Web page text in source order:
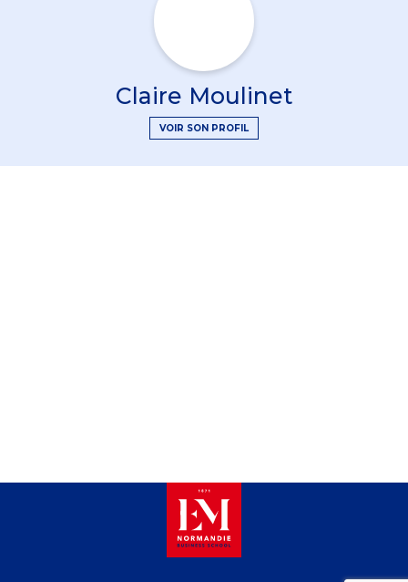
Claire Moulinet
VOIR SON PROFIL